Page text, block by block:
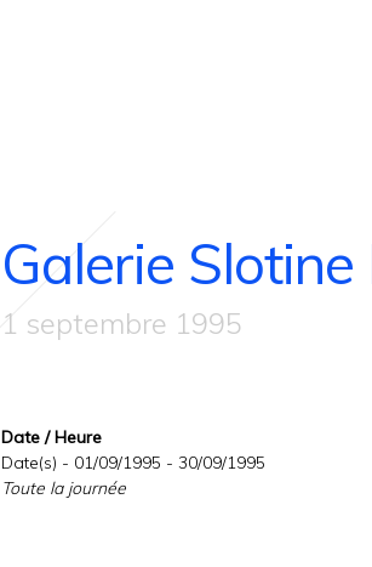
Galerie
1 septembre 1995
Date / Heure
Date(s) - 01/09/1995 - 30/09/1995
Toute la journée